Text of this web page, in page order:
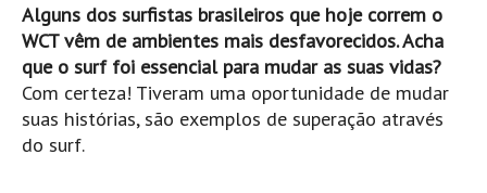
Internacional
Exclusivas
Guia De Praias
Norte
Alguns dos surfistas brasileiros que hoje correm o
WCT vêm de ambientes mais desfavorecidos. Acha
que o surf foi essencial para mudar as suas vidas?
Com certeza! Tiveram uma oportunidade de mudar
suas histórias, são exemplos de superação através
do surf.